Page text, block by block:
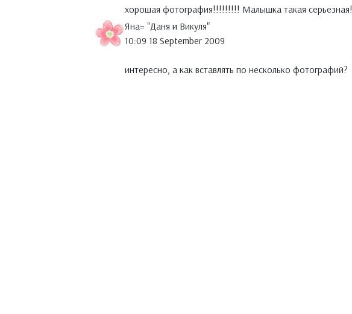
хорошая фотография!!!!!!!!! Малышка такая серьезная!
Яна= "Даня и Викуля"
10:09 18 September 2009
интересно, а как вставлять по несколько фотографий?